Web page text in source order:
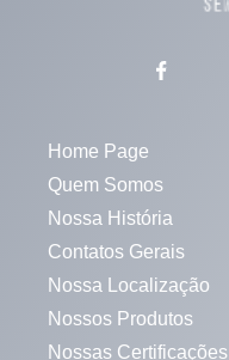
Home Page
Quem Somos
Nossa História
Contatos Gerais
Nossa Localização
Nossos Produtos
Nossas Certificações